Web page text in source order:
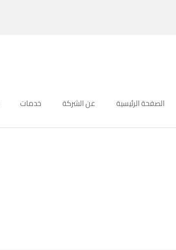
الصفحة الرئيسية عن الشركة خدمات